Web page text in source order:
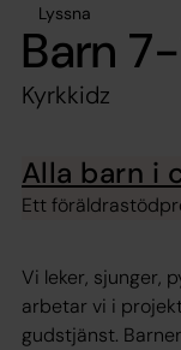
Lyssna
Barn
Kyrkkidz
Alla barn i
Ett
Vi leker, sjunger,
arbetar vi i
gudstjänst.